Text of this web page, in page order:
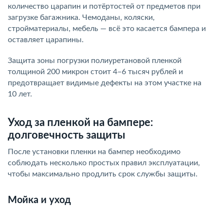
количество царапин и потёртостей от предметов при
загрузке багажника. Чемоданы, коляски,
стройматериалы, мебель — всё это касается бампера и
оставляет царапины.
Защита зоны погрузки полиуретановой пленкой
толщиной 200 микрон стоит 4–6 тысяч рублей и
предотвращает видимые дефекты на этом участке на
10 лет.
Уход за пленкой на бампере:
долговечность защиты
После установки пленки на бампер необходимо
соблюдать несколько простых правил эксплуатации,
чтобы максимально продлить срок службы защиты.
Мойка и уход